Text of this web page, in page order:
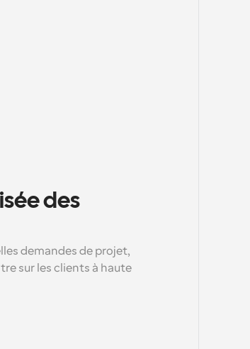
des
demandes de projet,
sur les clients à haute